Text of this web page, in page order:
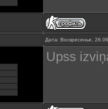
Дата: Воскресенье,
Upss